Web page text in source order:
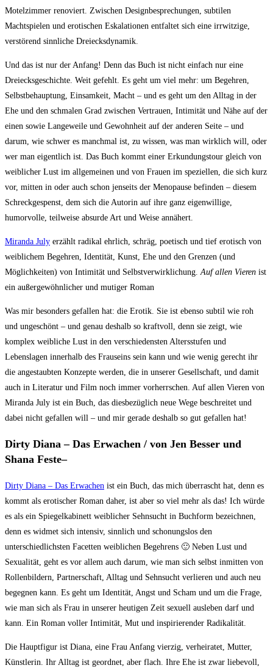
Motelzimmer renoviert. Zwischen Designbesprechungen, subtilen
Machtspielen und erotischen Eskalationen entfaltet sich eine irrwitzige,
verstörend sinnliche Dreiecksdynamik.
Und das ist nur der Anfang! Denn das Buch ist nicht einfach nur eine
Dreiecksgeschichte. Weit gefehlt. Es geht um viel mehr: um Begehren,
Selbstbehauptung, Einsamkeit, Macht – und es geht um den Alltag in der
Ehe und den schmalen Grad zwischen Vertrauen, Intimität und Nähe auf der
einen sowie Langeweile und Gewohnheit auf der anderen Seite – und
darum, wie schwer es manchmal ist, zu wissen, was man wirklich will, oder
wer man eigentlich ist. Das Buch kommt einer Erkundungstour gleich von
weiblicher Lust im allgemeinen und von Frauen im speziellen, die sich kurz
vor, mitten in oder auch schon jenseits der Menopause befinden – diesem
Schreckgespenst, dem sich die Autorin auf ihre ganz eigenwillige,
humorvolle, teilweise absurde Art und Weise annähert.
Miranda July erzählt radikal ehrlich, schräg, poetisch und tief erotisch von
weiblichem Begehren, Identität, Kunst, Ehe und den Grenzen (und
Möglichkeiten) von Intimität und Selbstverwirklichung.Auf allen Vieren ist
ein außergewöhnlicher und mutiger Roman
Was mir besonders gefallen hat: die Erotik. Sie ist ebenso subtil wie roh
und ungeschönt – und genau deshalb so kraftvoll, denn sie zeigt, wie
komplex weibliche Lust in den verschiedensten Altersstufen und
Lebenslagen innerhalb des Frauseins sein kann und wie wenig gerecht ihr
die angestaubten Konzepte werden, die in unserer Gesellschaft, und damit
auch in Literatur und Film noch immer vorherrschen. Auf allen Vieren von
Miranda July ist ein Buch, das diesbezüglich neue Wege beschreitet und
dabei nicht gefallen will – und mir gerade deshalb so gut gefallen hat!
Dirty Diana – Das Erwachen / von Jen Besser und
Shana Feste–
Dirty Diana – Das Erwachen ist ein Buch, das mich überrascht hat, denn es
kommt als erotischer Roman daher, ist aber so viel mehr als das! Ich würde
es als ein Spiegelkabinett weiblicher Sehnsucht in Buchform bezeichnen,
denn es widmet sich intensiv, sinnlich und schonungslos den
unterschiedlichsten Facetten weiblichen Begehrens 🙂 Neben Lust und
Sexualität, geht es vor allem auch darum, wie man sich selbst inmitten von
Rollenbildern, Partnerschaft, Alltag und Sehnsucht verlieren und auch neu
begegnen kann. Es geht um Identität, Angst und Scham und um die Frage,
wie man sich als Frau in unserer heutigen Zeit sexuell ausleben darf und
kann. Ein Roman voller Intimität, Mut und inspirierender Radikalität.
Die Hauptfigur ist Diana, eine Frau Anfang vierzig, verheiratet, Mutter,
Künstlerin. Ihr Alltag ist geordnet, aber flach. Ihre Ehe ist zwar liebevoll,